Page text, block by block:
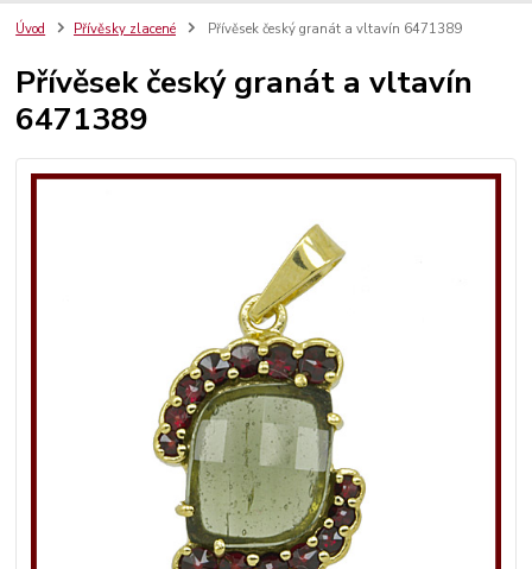
Úvod Přívěsky zlacené Přívěsek český granát a vltavín 6471389
Přívěsek český granát a vltavín
6471389